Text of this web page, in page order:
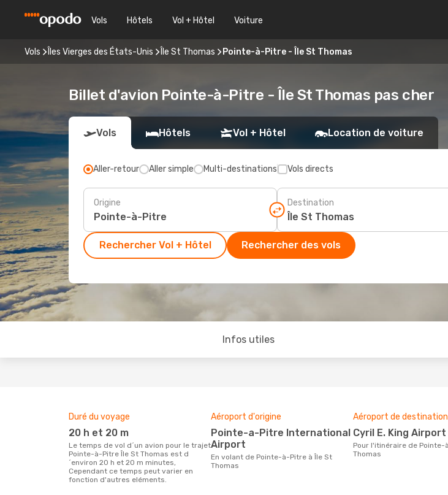
Vols Hôtels Vol + Hôtel Voiture
Vols Îles Vierges des États-Unis Île St Thomas Pointe-à-Pitre - Île St Thomas
Billet d'avion Pointe-à-Pitre - Île St Thomas pas cher
Vols Hôtels Vol + Hôtel Location de voiture
Aller-retour Aller simple Multi-destinations Vols directs
Origine Destination
Rechercher Vol + Hôtel Rechercher des vols
Infos utiles
Duré du voyage
20 h et 20 m
Le temps de vol d´un avion pour le trajet
Pointe-à-Pitre Île St Thomas est d
´environ 20 h et 20 m minutes,
Cependant ce temps peut varier en
fonction d'autres eléments.
Aéroport d'origine
Pointe-a-Pitre International
Airport
En volant de Pointe-à-Pitre à Île St
Thomas
Aéroport de destination
Cyril E. King Airport
Pour l'itinéraire de Pointe-à-Pitre à Île St
Thomas